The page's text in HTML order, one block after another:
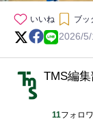
いいね ブッ
2026/
TMS編集
11フォロ